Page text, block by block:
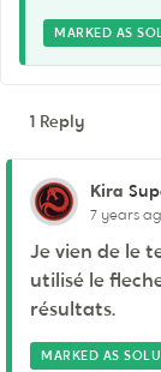
MARKED AS
1 Reply
Kira
7 years
Je vien de le
utilisé le
résultats.
MARKED AS